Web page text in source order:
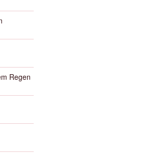
Regen